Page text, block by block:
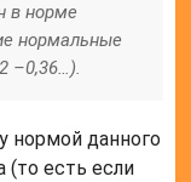
в норме
нормальные
–0,36…).
нормой данного
(то есть если